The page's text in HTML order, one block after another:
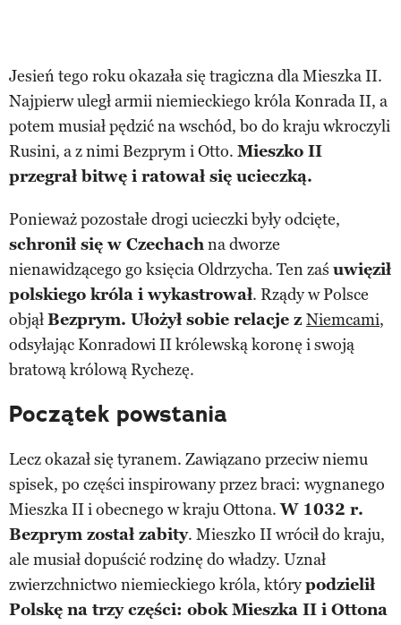
Jesień tego roku okazała się tragiczna dla Mieszka II.
Najpierw uległ armii niemieckiego króla Konrada II, a
potem musiał pędzić na wschód, bo do kraju wkroczyli
Rusini, a z nimi Bezprym i Otto. Mieszko II
przegrał bitwę i ratował się ucieczką.
Ponieważ pozostałe drogi ucieczki były odcięte,
schronił się w Czechachna dworze
nienawidzącego go księcia Oldrzycha. Ten zaś uwięził
polskiego króla i wykastrował. Rządy w Polsce
objąłBezprym. Ułożył sobie relacje z Niemcami,
odsyłając Konradowi II królewską koronę i swoją
bratową królową Rychezę.
Początek powstania
Lecz okazał się tyranem. Zawiązano przeciw niemu
spisek, po części inspirowany przez braci: wygnanego
Mieszka II i obecnego w kraju Ottona.W 1032 r.
Bezprym został zabity. Mieszko II wrócił do kraju,
ale musiał dopuścić rodzinę do władzy. Uznał
zwierzchnictwo niemieckiego króla, którypodzielił
Polskę na trzy części: obok Mieszka II i Ottona